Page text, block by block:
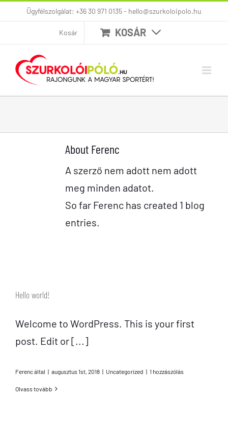
KihagyásÜgyfélszolgálat: +36 30 971 0135 - hello@szurkoloipolo.hu
Kosár KOSÁR
About Ferenc
A szerző nem adott nem adott
meg minden adatot.
So far Ferenc has created 1 blog
entries.
Hello world!
Welcome to WordPress. This is your first
post. Edit or [...]
Ferencáltal | augusztus 1st, 2018 | Uncategorized | 1 hozzászólás
Olvass tovább